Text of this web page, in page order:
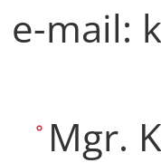
e-mail:
Mgr.